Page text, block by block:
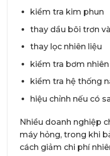
kiểm tra kim phun
thay dầu bôi trơn
thay lọc nhiên liệu
kiểm tra bơm nhiên
kiểm tra hệ thống
hiệu chỉnh nếu có
Nhiều doanh nghiệp
máy hỏng, trong khi
cách giảm chi phí